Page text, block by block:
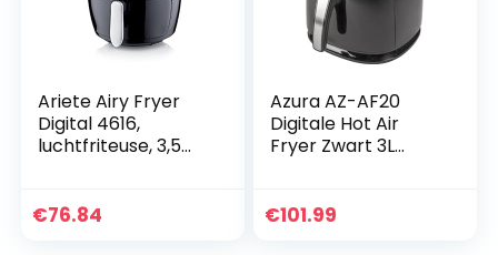
Ariete Airy Fryer
Digital 4616,
luchtfriteuse, 3,5
touchscreen met 7
€76.84
Azura AZ-AF20
Digitale Hot Air
Fryer Zwart 3L
€101.99